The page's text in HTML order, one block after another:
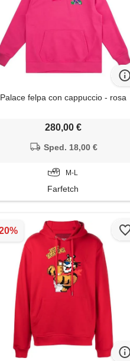
Palace felpa con cappuccio - rosa
280,00 €
Sped. 18,00 €
M-L
Farfetch